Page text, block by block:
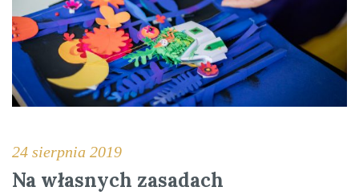
24 sierpnia 2019
Na własnych zasadach